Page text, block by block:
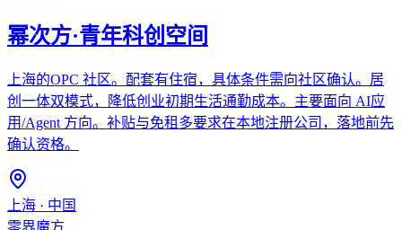
幂次方·青年科创空间
上海的OPC 社区。配套有住宿，具体条件需向社区确认。居
创一体双模式，降低创业初期生活通勤成本。主要面向 AI应
用/Agent 方向。补贴与免租多要求在本地注册公司，落地前先
确认资格。
上海 · 中国